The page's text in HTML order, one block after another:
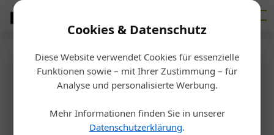
Cookies & Datenschutz
Diese Website verwendet Cookies für essenzielle
Funktionen sowie – mit Ihrer Zustimmung – für
Analyse und personalisierte Werbung.
Mehr Informationen finden Sie in unserer
Datenschutzerklärung.
Startseite/ Fertigen
Blechtechnik
Baumschutzroste für grüne